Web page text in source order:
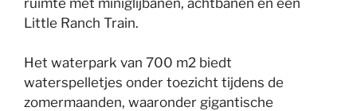
Little Ranch Train.
Het waterpark van 700 m2 biedt
waterspelletjes onder toezicht tijdens de
zomermaanden, waaronder gigantische